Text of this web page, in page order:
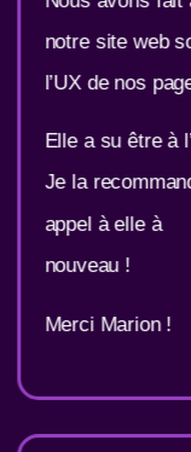
notre site web
l’UX de nos
Elle a su être à
Je la
appel à elle à
nouveau !
Merci Marion !